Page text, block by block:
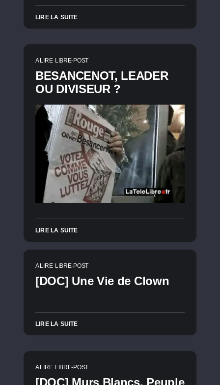
LIRE LA SUITE
A LIRE LIBRE-POST
BESANCENOT, LEADER
OU DIVISEUR ?
LIRE LA SUITE
A LIRE LIBRE-POST
[DOC] Une Vie de Clown
LIRE LA SUITE
A LIRE LIBRE-POST
[DOC] Murs Blancs, Peuple